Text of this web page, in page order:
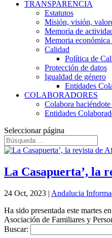
TRANSPARENCIA
Estatutos
Misión, visión,
Memoria de
Memoria económica
Calidad
Política de
Protección de datos
Igualdad de género
Entidades
COLABORADORES
Colabora
Entidades
Seleccionar página
La Casapuerta’, la
24 Oct, 2023 | Andalucia
Ha sido presentada este martes
Asociación de Familiares y
Buscar: